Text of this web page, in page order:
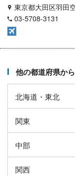
東京都大田区羽田
03-5708-3131
他の都道府県か
北海道・東北
関東
中部
関西